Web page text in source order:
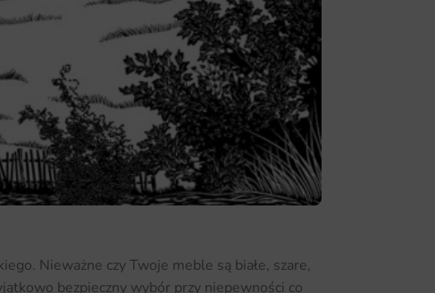
Nieważne czy Twoje meble są białe, szare,
bezpieczny wybór przy niepewności co